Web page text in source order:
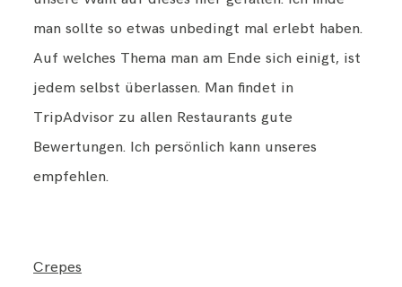
man sollte so etwas unbedingt mal erlebt haben.
Auf welches Thema man am Ende sich einigt, ist
jedem selbst überlassen. Man findet in
TripAdvisor zu allen Restaurants gute
Bewertungen. Ich persönlich kann unseres
empfehlen.
Crepes